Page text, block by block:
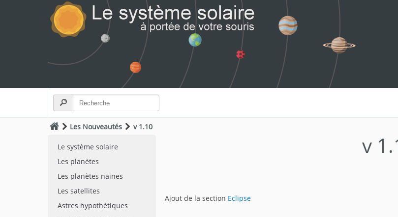
Les Nouveautés v 1.10
Le système solaire
Les planètes
Les planètes naines
Les satellites
Astres hypothétiques
v
Ajout de la section Eclipse